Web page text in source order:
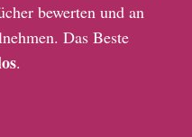
bewerten und an
Das Beste
.